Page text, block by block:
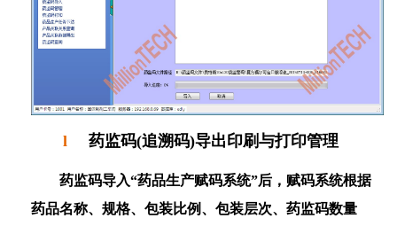
l 药监码(追溯码)导出印刷与打印管理
药监码导入“药品生产赋码系统”后，赋码系统根据
药品名称、规格、包装比例、包装层次、药监码数量